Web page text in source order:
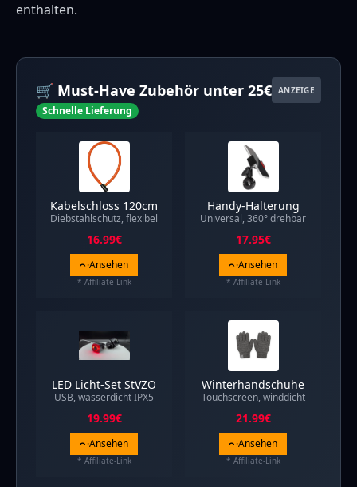
enthalten.
🛒 Must-Have Zubehör unter 25€ ANZEIGE
Schnelle Lieferung
Kabelschloss 120cm
Diebstahlschutz, flexibel
16.99€
Ansehen
* Affiliate-Link
Handy-Halterung
Universal, 360° drehbar
17.95€
Ansehen
* Affiliate-Link
LED Licht-Set StVZO
USB, wasserdicht IPX5
19.99€
Ansehen
* Affiliate-Link
Winterhandschuhe
Touchscreen, winddicht
21.99€
Ansehen
* Affiliate-Link